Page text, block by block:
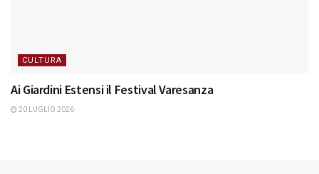
CULTURA
Ai Giardini Estensi il Festival Varesanza
20 LUGLIO 2026